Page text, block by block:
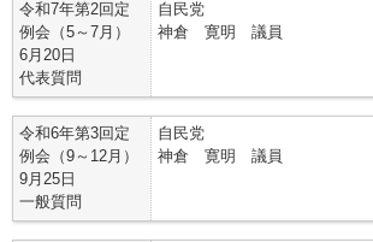
令和7年第2回定
例会（5～7月）
6月20日
代表質問
自民党
神倉 寛明 議員
令和6年第3回定
例会（9～12月）
9月25日
一般質問
自民党
神倉 寛明 議員